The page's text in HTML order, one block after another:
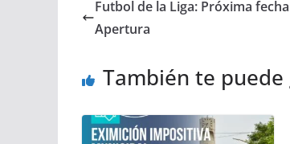
Futbol de la Liga: Próxima
Apertura
También te